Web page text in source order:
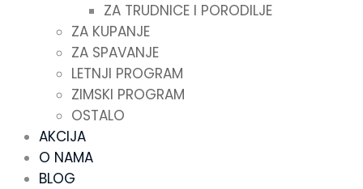
ZA TRUDNICE I PORODILJE
ZA KUPANJE
ZA SPAVANJE
LETNJI PROGRAM
ZIMSKI PROGRAM
OSTALO
AKCIJA
O NAMA
BLOG